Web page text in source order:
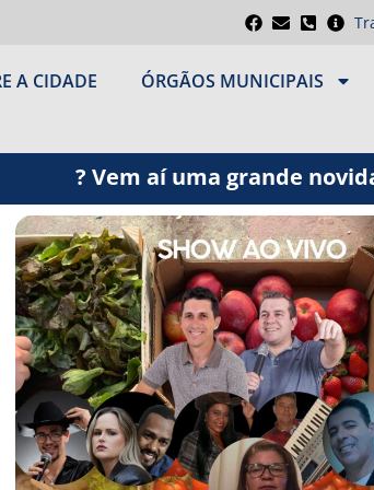
A CIDADE ÓRGÃOS MUNICIPAIS
? Vem aí uma grande